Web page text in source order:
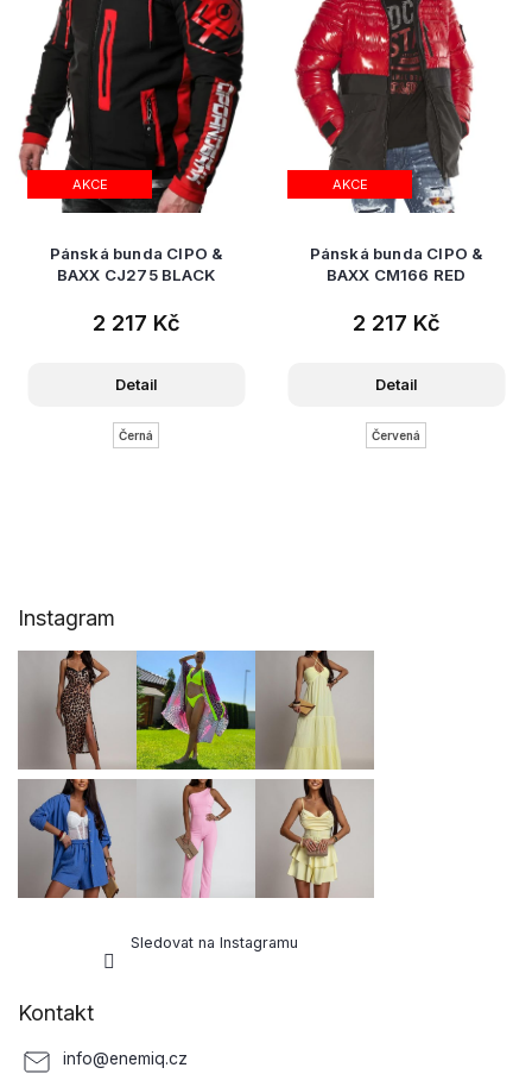
AKCE
Pánská bunda CIPO &
BAXX CJ275 BLACK
2 217 Kč
Detail
Černá
AKCE
Pánská bunda CIPO &
BAXX CM166 RED
2 217 Kč
Detail
Červená
Instagram
Sledovat na Instagramu
Kontakt
info@enemiq.cz